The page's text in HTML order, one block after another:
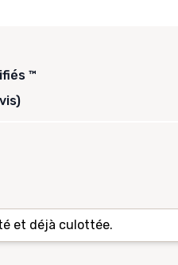
™
et déjà culottée.